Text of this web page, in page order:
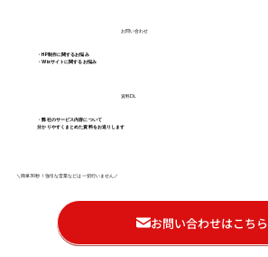
お問い合わせ
・HP制作に関するお悩み
・Wixサイトに関するお悩み
資料DL
・弊社のサービス内容について
分かりやすくまとめた資料をお送りします
＼簡単30秒！強引な営業などは一切行いません／
お問い合わせはこちら